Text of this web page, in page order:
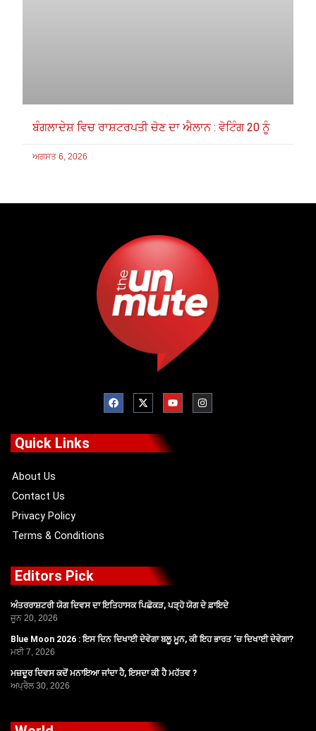
ਬੰਗਲਾਦੇਸ਼ ਵਿਚ ਰਾਸ਼ਟਰਪਤੀ ਚੋਣ ਦਾ ਐਲਾਨ : ਵੋਟਿੰਗ 20 ਨੂੰ
ਅਗਸਤ 6, 2026
F
a
c
o
X
-
t
t
Y
o
u
e
I
n
s
Quick Links
About Us
Contact Us
Privacy Policy
Terms & Conditions
Editors Pick
ਅੰਤਰਰਾਸ਼ਟਰੀ ਯੋਗ ਦਿਵਸ ਦਾ ਇਤਿਹਾਸਕ ਪਿਛੋਕੜ, ਪੜ੍ਹੋ ਯੋਗ ਦੇ ਫ਼ਾਇਦੇ
ਜੂਨ 20, 2026
Blue Moon 2026 : ਇਸ ਦਿਨ ਦਿਖਾਈ ਦੇਵੇਗਾ ਬਲੂ ਮੂਨ, ਕੀ ਇਹ ਭਾਰਤ ‘ਚ ਦਿਖਾਈ ਦੇਵੇਗਾ?
ਮਈ 7, 2026
ਮਜ਼ਦੂਰ ਦਿਵਸ ਕਦੋਂ ਮਨਾਇਆ ਜਾਂਦਾ ਹੈ, ਇਸਦਾ ਕੀ ਹੈ ਮਹੱਤਵ ?
ਅਪ੍ਰੈਲ 30, 2026